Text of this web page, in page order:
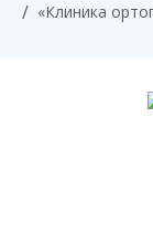
«Клиника